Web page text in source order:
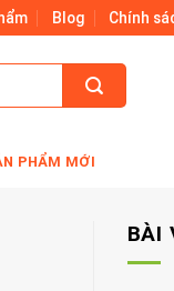
Blog Chính
PHẨM MỚI
BÀI